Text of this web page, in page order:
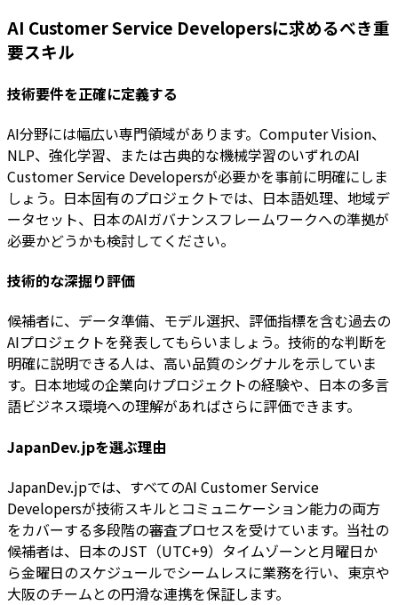
AI Customer Service Developersに求めるべき重
要スキル
技術要件を正確に定義する
AI分野には幅広い専門領域があります。Computer Vision、
NLP、強化学習、または古典的な機械学習のいずれのAI
Customer Service Developersが必要かを事前に明確にしま
しょう。日本固有のプロジェクトでは、日本語処理、地域デ
ータセット、日本のAIガバナンスフレームワークへの準拠が
必要かどうかも検討してください。
技術的な深掘り評価
候補者に、データ準備、モデル選択、評価指標を含む過去の
AIプロジェクトを発表してもらいましょう。技術的な判断を
明確に説明できる人は、高い品質のシグナルを示していま
す。日本地域の企業向けプロジェクトの経験や、日本の多言
語ビジネス環境への理解があればさらに評価できます。
JapanDev.jpを選ぶ理由
JapanDev.jpでは、すべてのAI Customer Service
Developersが技術スキルとコミュニケーション能力の両方
をカバーする多段階の審査プロセスを受けています。当社の
候補者は、日本のJST（UTC+9）タイムゾーンと月曜日か
ら金曜日のスケジュールでシームレスに業務を行い、東京や
大阪のチームとの円滑な連携を保証します。